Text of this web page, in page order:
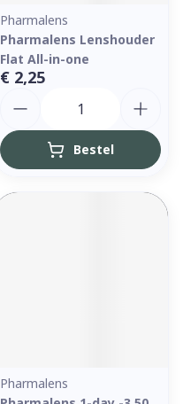
Pharmalens
Pharmalens Lenshouder
Flat All-in-one
€ 2,25
Bestel
Pharmalens